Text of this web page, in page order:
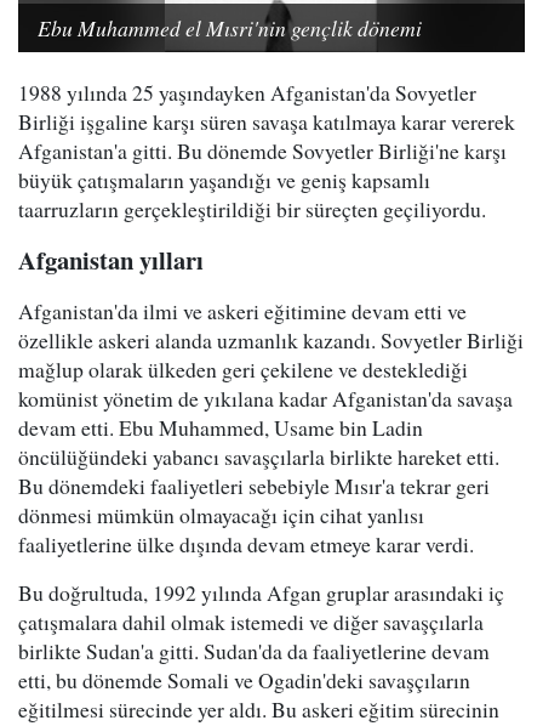
Ebu Muhammed el Mısri'nin gençlik dönemi
1988 yılında 25 yaşındayken Afganistan'da Sovyetler
Birliği işgaline karşı süren savaşa katılmaya karar vererek
Afganistan'a gitti. Bu dönemde Sovyetler Birliği'ne karşı
büyük çatışmaların yaşandığı ve geniş kapsamlı
taarruzların gerçekleştirildiği bir süreçten geçiliyordu.
Afganistan yılları
Afganistan'da ilmi ve askeri eğitimine devam etti ve
özellikle askeri alanda uzmanlık kazandı. Sovyetler Birliği
mağlup olarak ülkeden geri çekilene ve desteklediği
komünist yönetim de yıkılana kadar Afganistan'da savaşa
devam etti. Ebu Muhammed, Usame bin Ladin
öncülüğündeki yabancı savaşçılarla birlikte hareket etti.
Bu dönemdeki faaliyetleri sebebiyle Mısır'a tekrar geri
dönmesi mümkün olmayacağı için cihat yanlısı
faaliyetlerine ülke dışında devam etmeye karar verdi.
Bu doğrultuda, 1992 yılında Afgan gruplar arasındaki iç
çatışmalara dahil olmak istemedi ve diğer savaşçılarla
birlikte Sudan'a gitti. Sudan'da da faaliyetlerine devam
etti, bu dönemde Somali ve Ogadin'deki savaşçıların
eğitilmesi sürecinde yer aldı. Bu askeri eğitim sürecinin